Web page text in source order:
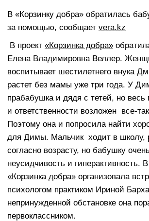
В «Корзинку добра» обратилась
за помощью, сообщает vera.kz
В проект «Корзинка добра»
Елена Владимировна Веллер.
воспитывает шестилетнего внука
растет без мамы уже три года. У
прабабушка и дядя с тетей, но весь
и ответственности возложен все-
Поэтому она и попросила найти
для Димы. Мальчик ходит в школу,
согласно возрасту, но бабушку
неусидчивость и гиперактивность.
«Корзинка добра» организовала
психологом практиком Ириной
непринужденной обстановке она
первоклассником.